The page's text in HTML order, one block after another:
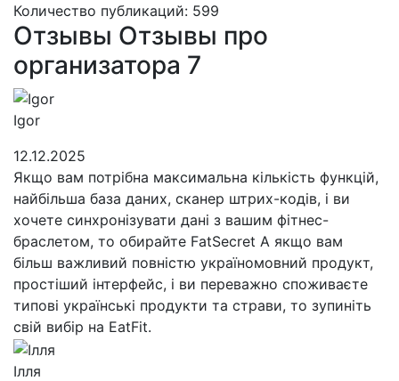
Количество публикаций: 599
Отзывы Отзывы про
организатора 7
Igor
12.12.2025
Якщо вам потрібна максимальна кількість функцій,
найбільша база даних, сканер штрих-кодів, і ви
хочете синхронізувати дані з вашим фітнес-
браслетом, то обирайте FatSecret А якщо вам
більш важливий повністю україномовний продукт,
простіший інтерфейс, і ви переважно споживаєте
типові українські продукти та страви, то зупиніть
свій вибір на EatFit.
Ілля